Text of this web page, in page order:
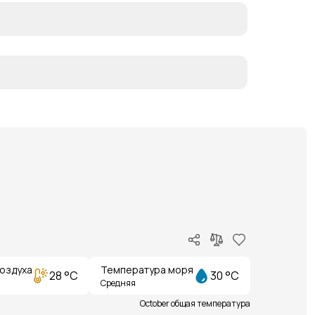
28 °C Температура моря
Средняя 30 °C
October общая температура